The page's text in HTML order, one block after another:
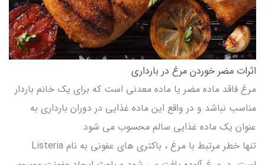
اثرات مضر خوردن مرغ در بارداری
مرغ فاقد ماده مضر یا ماده معدنی است که برای یک خانم باردار
مناسب نباشد و در واقع این ماده غذایی در دوران بارداری به
عنوان یک ماده غذایی سالم محسوب می شود.
تنها خطر مرتبط با مرغ ، باکتری های عفونی به نام Listeria